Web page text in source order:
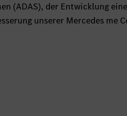
(ADAS), der Entwicklung
unserer Mercedes me